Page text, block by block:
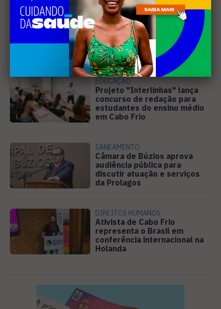
PREJUÍZO
Compradores cobram
cronograma da Volendam e
pedem ação do MP por obra
parada em Arraial
EDUCAÇÃO
Projeto "Interlinhas" lança
concurso de redação para
estudantes do ensino médio
em Cabo Frio
SANEAMENTO
Câmara de Búzios aprova
audiência pública para
discutir atuação e serviços
da Prolagos
DIREITOS HUMANOS
Ativista de Cabo Frio
representa o Brasil em
conferência internacional na
Holanda